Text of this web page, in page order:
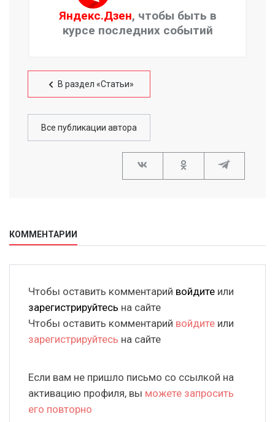
Яндекс.Дзен, чтобы быть в
курсе последних событий
В раздел «Статьи»
Все публикации автора
КОММЕНТАРИИ
Чтобы оставить комментарий войдите или
зарегистрируйтесь на сайте
Чтобы оставить комментарий войдите или
зарегистрируйтесь на сайте
Если вам не пришло письмо со ссылкой на
активацию профиля, вы можете запросить
его повторно